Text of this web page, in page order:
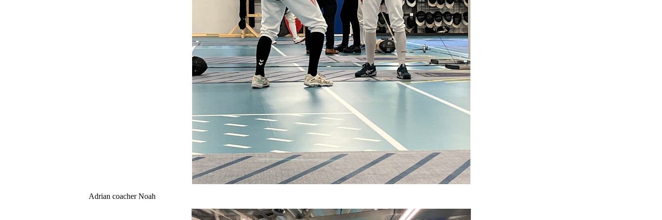
Adrian coacher Noah